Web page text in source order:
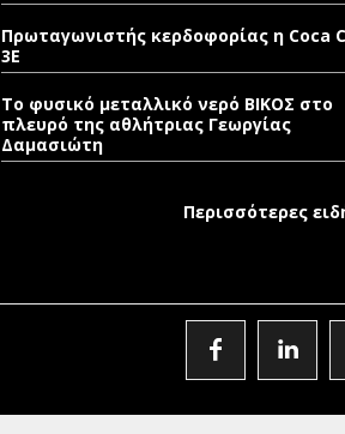
Πρωταγωνιστής κερδοφορίας η Coca
3E
Το φυσικό μεταλλικό νερό ΒΙΚΟΣ στο
πλευρό της αθλήτριας Γεωργίας
Δαμασιώτη
Περισσότερες